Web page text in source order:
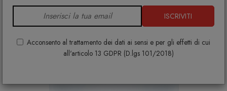
ISCRIVITI
Acconsento al trattamento dei dati ai sensi e per gli effetti di cui
all'articolo 13 GDPR (D.lgs 101/2018)